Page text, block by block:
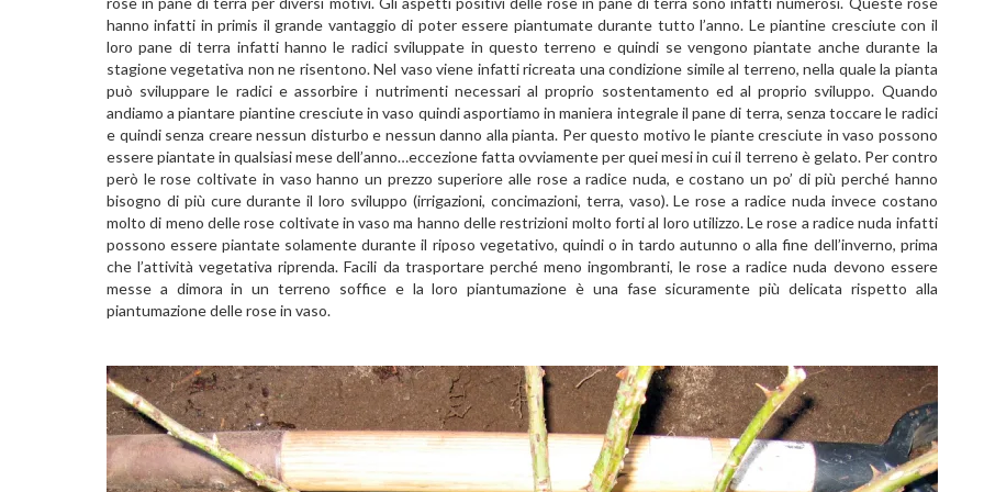
hanno infatti in primis il grande vantaggio di poter essere piantumate durante tutto l’anno. Le piantine cresciute con il
loro pane di terra infatti hanno le radici sviluppate in questo terreno e quindi se vengono piantate anche durante la
stagione vegetativa non ne risentono. Nel vaso viene infatti ricreata una condizione simile al terreno, nella quale la pianta
può sviluppare le radici e assorbire i nutrimenti necessari al proprio sostentamento ed al proprio sviluppo. Quando
andiamo a piantare piantine cresciute in vaso quindi asportiamo in maniera integrale il pane di terra, senza toccare le radici
e quindi senza creare nessun disturbo e nessun danno alla pianta. Per questo motivo le piante cresciute in vaso possono
essere piantate in qualsiasi mese dell’anno…eccezione fatta ovviamente per quei mesi in cui il terreno è gelato. Per contro
però le rose coltivate in vaso hanno un prezzo superiore alle rose a radice nuda, e costano un po’ di più perché hanno
bisogno di più cure durante il loro sviluppo (irrigazioni, concimazioni, terra, vaso). Le rose a radice nuda invece costano
molto di meno delle rose coltivate in vaso ma hanno delle restrizioni molto forti al loro utilizzo. Le rose a radice nuda infatti
possono essere piantate solamente durante il riposo vegetativo, quindi o in tardo autunno o alla fine dell’inverno, prima
che l’attività vegetativa riprenda. Facili da trasportare perché meno ingombranti, le rose a radice nuda devono essere
messe a dimora in un terreno soffice e la loro piantumazione è una fase sicuramente più delicata rispetto alla
piantumazione delle rose in vaso.